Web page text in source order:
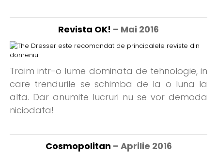
Revista OK! – Mai 2016
Traim intr-o lume dominata de tehnologie, in
care trendurile se schimba de la o luna la
alta. Dar anumite lucruri nu se vor demoda
niciodata!
Cosmopolitan – Aprilie 2016